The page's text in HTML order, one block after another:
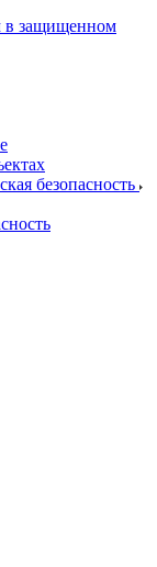
в защищенном
безопасность